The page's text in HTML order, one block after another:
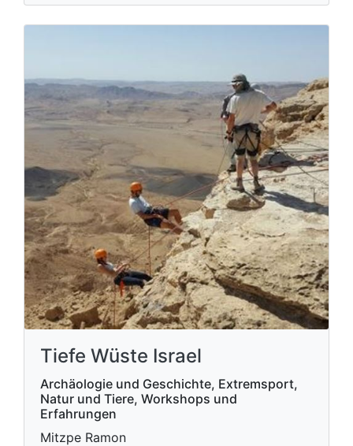
Tiefe Wüste Israel
Archäologie und Geschichte, Extremsport,
Natur und Tiere, Workshops und
Erfahrungen
Mitzpe Ramon